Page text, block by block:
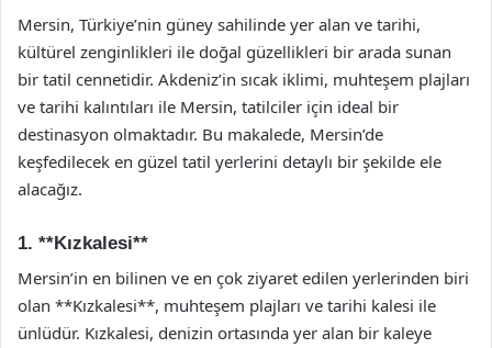
Mersin, Türkiye’nin güney sahilinde yer alan ve tarihi,
kültürel zenginlikleri ile doğal güzellikleri bir arada sunan
bir tatil cennetidir. Akdeniz’in sıcak iklimi, muhteşem plajları
ve tarihi kalıntıları ile Mersin, tatilciler için ideal bir
destinasyon olmaktadır. Bu makalede, Mersin’de
keşfedilecek en güzel tatil yerlerini detaylı bir şekilde ele
alacağız.
1. **Kızkalesi**
Mersin’in en bilinen ve en çok ziyaret edilen yerlerinden biri
olan **Kızkalesi**, muhteşem plajları ve tarihi kalesi ile
ünlüdür. Kızkalesi, denizin ortasında yer alan bir kaleye